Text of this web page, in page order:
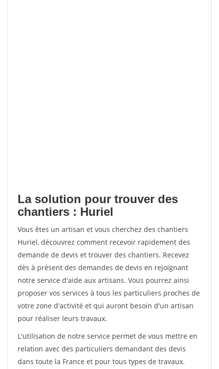
La solution pour trouver des
chantiers : Huriel
Vous êtes un artisan et vous cherchez des chantiers
Huriel, découvrez comment recevoir rapidement des
demande de devis et trouver des chantiers. Recevez
dès à présent des demandes de devis en rejoignant
notre service d'aide aux artisans. Vous pourrez ainsi
proposer vos services à tous les particuliers proches de
votre zone d'activité et qui auront besoin d'un artisan
pour réaliser leurs travaux.
L'utilisation de notre service permet de vous mettre en
relation avec des particuliers demandant des devis
dans toute la France et pour tous types de travaux.